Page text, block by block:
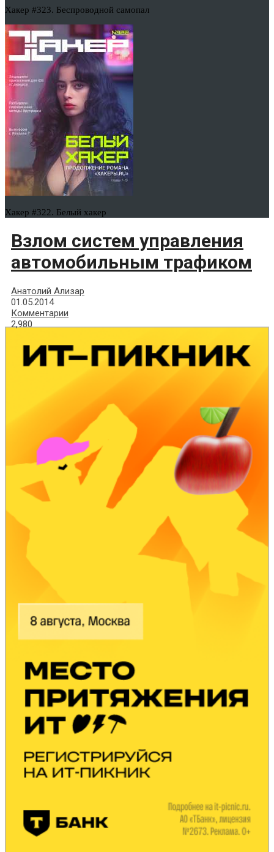
Хакер #323. Беспроводной самопал
Хакер #322. Белый хакер
Взлом систем управления
автомобильным трафиком
Анатолий Ализар
01.05.2014
Комментарии
2,980